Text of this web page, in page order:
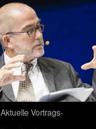
Aktuelle Vortrags-